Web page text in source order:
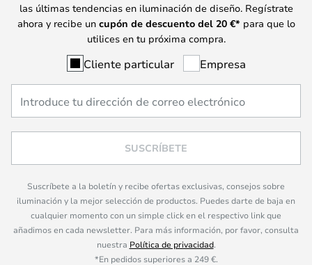
las últimas tendencias en iluminación de diseño. Regístrate
ahora y recibe un cupón de descuento del 20 €* para que lo
utilices en tu próxima compra.
Cliente particular Empresa
SUSCRÍBETE
Suscríbete a la boletín y recibe ofertas exclusivas, consejos sobre
iluminación y la mejor selección de productos. Puedes darte de baja en
cualquier momento con un simple click en el respectivo link que
añadimos en cada newsletter. Para más información, por favor, consulta
nuestra Política de privacidad.
*En pedidos superiores a 249 €.